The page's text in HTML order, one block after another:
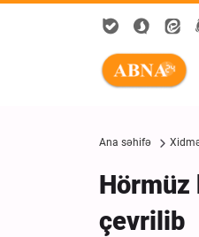
Ana səhifə
Hörmüz
çevrilib